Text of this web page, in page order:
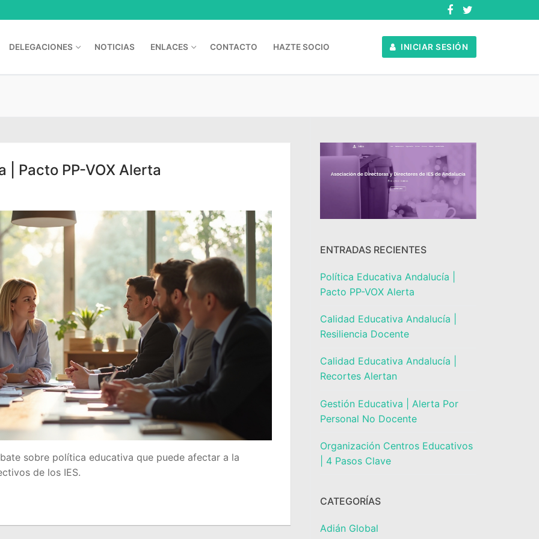
DELEGACIONES NOTICIAS ENLACES CONTACTO HAZTE SOCIO INICIAR SESIÓN
del Profesorado
| Pacto PP-VOX Alerta
sobre política educativa que puede afectar a la
de los IES.
ENTRADAS RECIENTES
Política Educativa Andalucía |
Pacto PP-VOX Alerta
Calidad Educativa Andalucía |
Resiliencia Docente
Calidad Educativa Andalucía |
Recortes Alertan
Gestión Educativa | Alerta Por
Personal No Docente
Organización Centros Educativos
| 4 Pasos Clave
CATEGORÍAS
Adián Global